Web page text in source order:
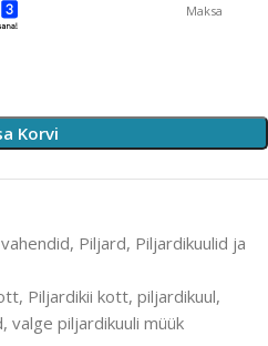
Maksa
Korvi
, Piljard, Piljardikuulid ja
, Piljardikii kott, piljardikuul,
, valge piljardikuuli müük